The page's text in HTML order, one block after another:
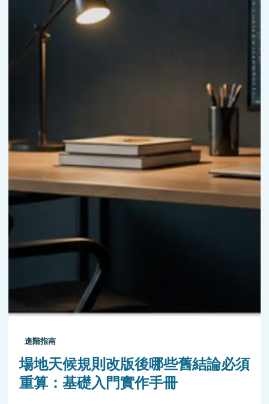
進階指南
場地天候規則改版後哪些舊結論必須
重算：基礎入門實作手冊